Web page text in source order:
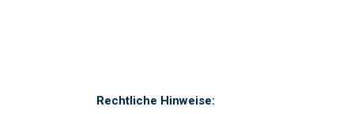
Rechtliche Hinweise: